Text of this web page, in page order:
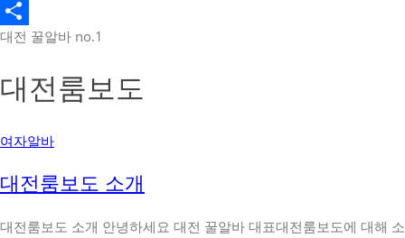
Email
Share
대전 꿀알바 no.1
대전룸보도
여자알바
대전룸보도 소개
대전룸보도 소개 안녕하세요 대전 꿀알바 대표대전룸보도에 대해 소